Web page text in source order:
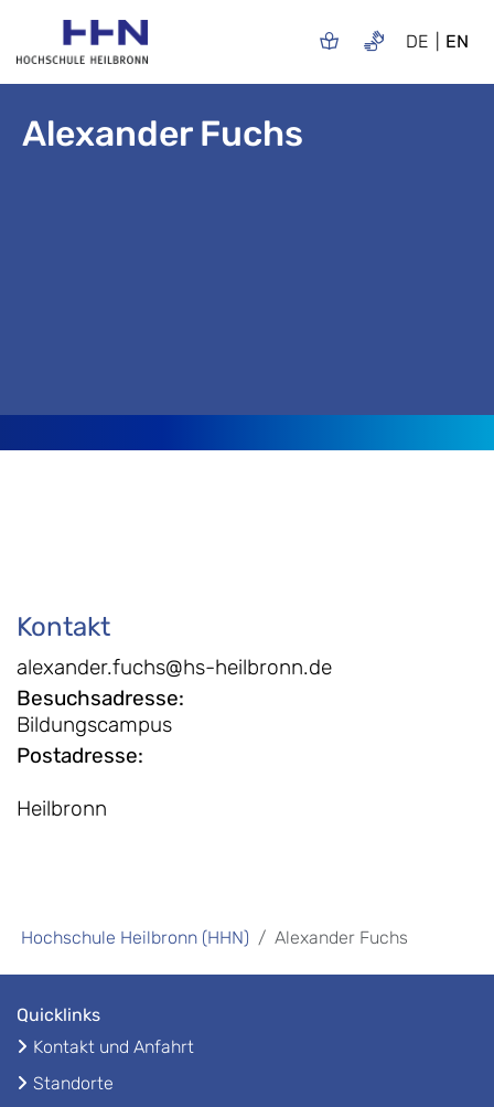
DE EN
Alexander Fuchs
Kontakt
alexander.fuchs@hs-heilbronn.de
Besuchsadresse:
Bildungscampus
Postadresse:
Heilbronn
Hochschule Heilbronn (HHN) Alexander Fuchs
Quicklinks
Kontakt und Anfahrt
Standorte